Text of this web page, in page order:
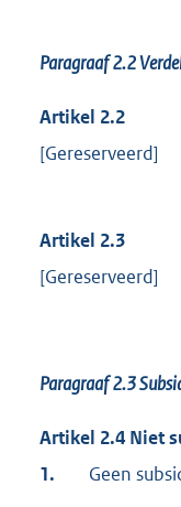
Paragraaf 2.2
Artikel 2.2
[Gereserveerd]
Artikel 2.3
[Gereserveerd]
Paragraaf 2.3
Artikel 2.4 Niet
1.
Geen